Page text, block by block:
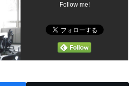
Follow me!